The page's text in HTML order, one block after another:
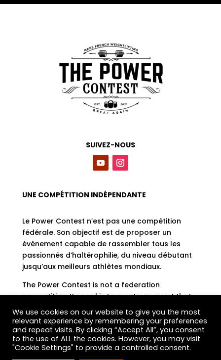
SUIVEZ-NOUS
UNE COMPÉTITION INDÉPENDANTE
Le Power Contest n’est pas une compétition
fédérale. Son objectif est de proposer un
événement capable de rassembler tous les
passionnés d’haltérophilie, du niveau débutant
jusqu’aux meilleurs athlètes mondiaux.
The Power Contest is not a federation
competition. Its goal is to create an event that
brings together weightlifting enthusiasts, from
beginners to the world’s top athletes.
We use cookies on our website to give you the most
relevant experience by remembering your preferences
and repeat visits. By clicking “Accept All”, you consent
to the use of ALL the cookies. However, you may visit
"Cookie Settings" to provide a controlled consent.